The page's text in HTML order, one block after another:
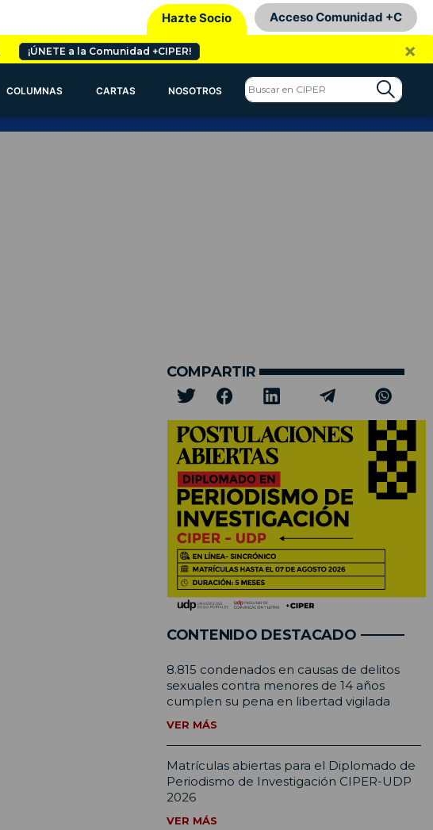
Hazte Socio Acceso Comunidad +C
¡ÚNETE a la Comunidad +CIPER! ×
COLUMNAS CARTAS NOSOTROS
COMPARTIR
CONTENIDO DESTACADO
8.815 condenados en causas de delitos
sexuales contra menores de 14 años
cumplen su pena en libertad vigilada
VER MÁS
Matrículas abiertas para el Diplomado de
Periodismo de Investigación CIPER-UDP
2026
VER MÁS